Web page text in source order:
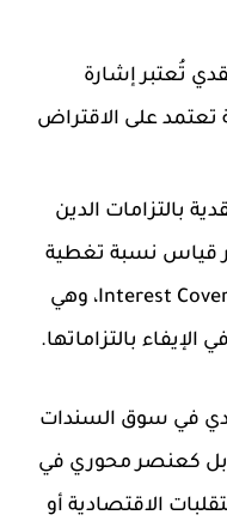
تُعتبر إشارة
تعتمد على الاقتراض
بالتزامات الدين
قياس نسبة تغطية
الفوائد أو ما يُعرف بـ Interest Coverage Ratio، وهي
بالتزاماتها.
في سوق السندات
بل كعنصر محوري في
الاقتصادية أو